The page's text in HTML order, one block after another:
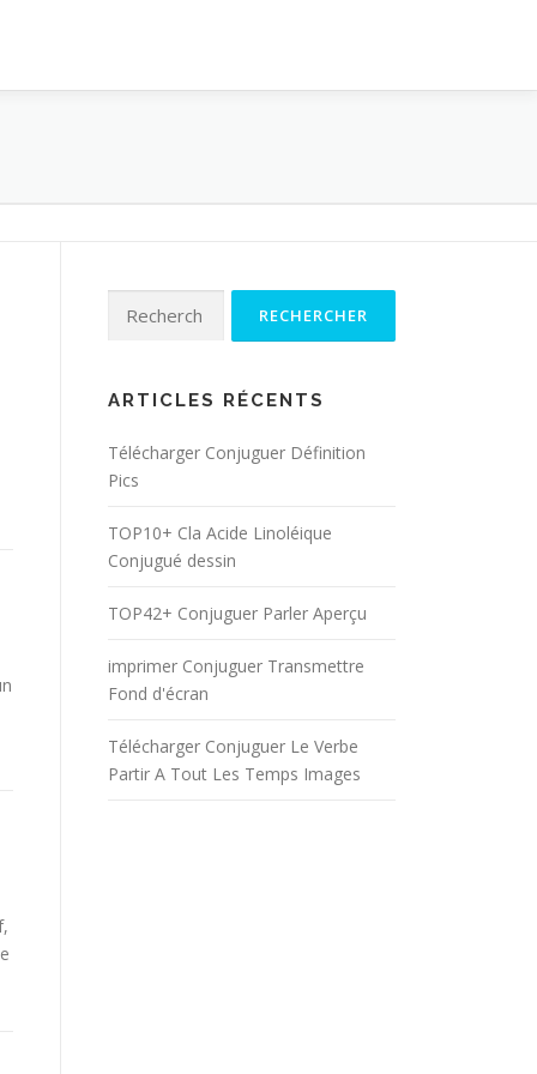
Rechercher :
ARTICLES RÉCENTS
Télécharger Conjuguer Définition
Pics
TOP10+ Cla Acide Linoléique
Conjugué dessin
TOP42+ Conjuguer Parler Aperçu
imprimer Conjuguer Transmettre
Fond d'écran
Télécharger Conjuguer Le Verbe
Partir A Tout Les Temps Images